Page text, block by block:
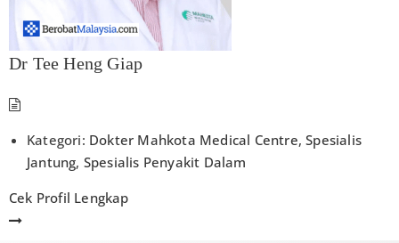
Dr Tee Heng Giap
Kategori: Dokter Mahkota Medical Centre,Spesialis
Jantung, Spesialis Penyakit Dalam
Cek Profil Lengkap